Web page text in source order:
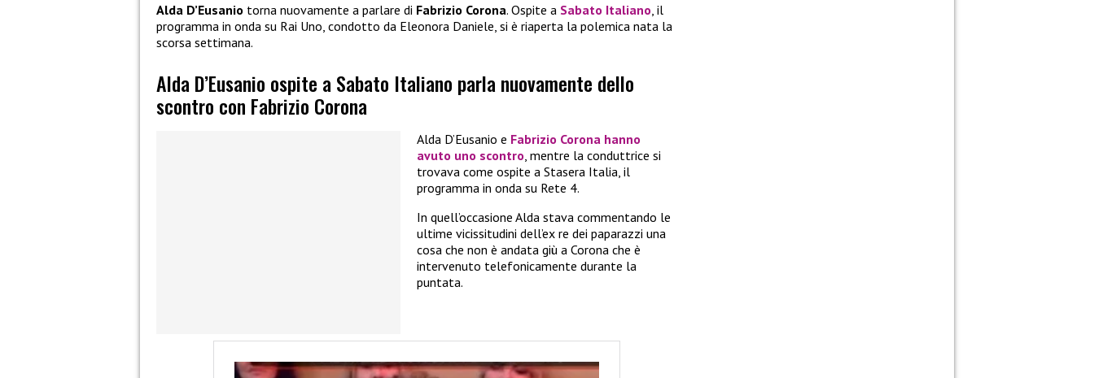
Alda D’Eusanio torna nuovamente a parlare di Fabrizio Corona. Ospite a Sabato Italiano , il
programma in onda su Rai Uno, condotto da Eleonora Daniele, si è riaperta la polemica nata la
scorsa settimana.
Alda D’Eusanio ospite a Sabato Italiano parla nuovamente dello
scontro con Fabrizio Corona
Alda D’Eusanio e Fabrizio Corona hanno
avuto uno scontro, mentre la conduttrice si
trovava come ospite a Stasera Italia, il
programma in onda su Rete 4.
In quell’occasione Alda stava commentando le
ultime vicissitudini dell’ex re dei paparazzi una
cosa che non è andata giù a Corona che è
intervenuto telefonicamente durante la
puntata.